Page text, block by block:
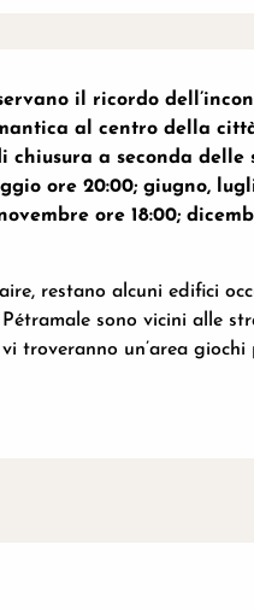
il ricordo
al centro della
a seconda delle
ore 20:00; giugno,
ore 18:00;
restano alcuni edifici
sono vicini alle
troveranno un’area